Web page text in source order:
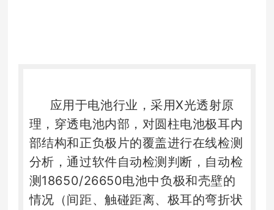
应用于电池行业，采用X光透射原
理，穿透电池内部，对圆柱电池极耳内
部结构和正负极片的覆盖进行在线检测
分析，通过软件自动检测判断，自动检
测18650/26650电池中负极和壳壁的
情况（间距、触碰距离、极耳的弯折状